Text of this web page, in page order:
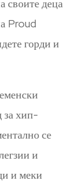
своите деца
Proud
горди и
за хип-
се
и
и меки